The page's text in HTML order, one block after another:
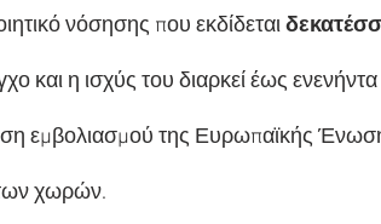
νόσησης που εκδίδεται
και η ισχύς του διαρκεί έως
εμβολιασμού της Ευρωπαϊκής
χωρών.